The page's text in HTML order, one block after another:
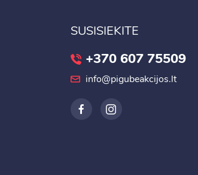
SUSISIEKITE
+370 607 75509
info@pigubeakcijos.lt